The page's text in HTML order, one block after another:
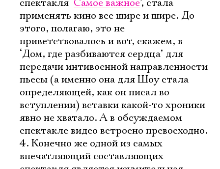
спектакля ‘Самое важное’, стала
применять кино все шире и шире. До
этого, полагаю, это не
приветствовалось и вот, скажем, в
‘Дом, где разбиваются сердца’ для
передачи интивоенной направленности
пьесы (а именно она для Шоу стала
определяющей, как он писал во
вступлении) вставки какой-то хроники
явно не хватало. А в обсуждаемом
спектакле видео встроено превосходно.
4. Конечно же одной из самых
впечатляющий составляющих